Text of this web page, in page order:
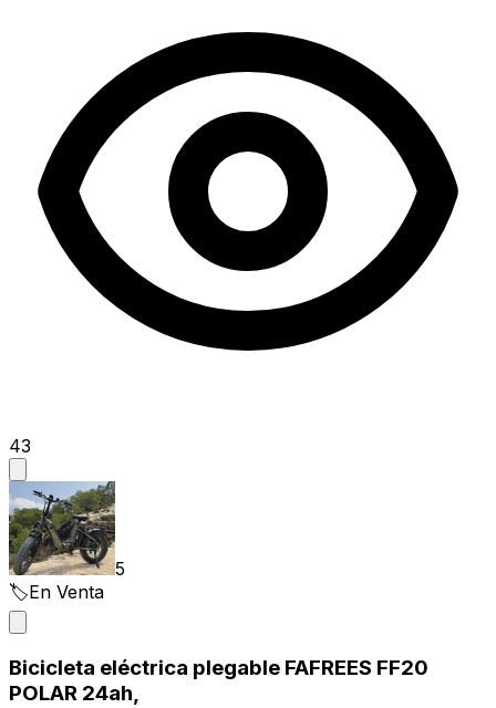
43
5
🏷️En Venta
Bicicleta eléctrica plegable FAFREES FF20
POLAR 24ah,